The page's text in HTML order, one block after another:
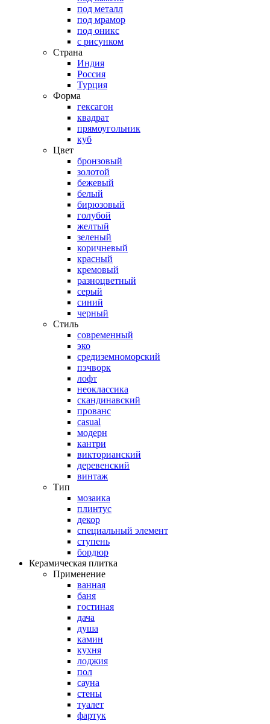
под металл
под мрамор
под оникс
с рисунком
Страна
Индия
Россия
Турция
Форма
гексагон
квадрат
прямоугольник
куб
Цвет
бронзовый
золотой
бежевый
белый
бирюзовый
голубой
желтый
зеленый
коричневый
красный
кремовый
разноцветный
серый
синий
черный
Стиль
современный
эко
средиземноморский
пэчворк
лофт
неоклассика
скандинавский
прованс
casual
модерн
кантри
викторианский
деревенский
винтаж
Тип
мозаика
плинтус
декор
специальный элемент
ступень
бордюр
Керамическая плитка
Применение
ванная
баня
гостиная
дача
душа
камин
кухня
лоджия
пол
сауна
стены
туалет
фартук